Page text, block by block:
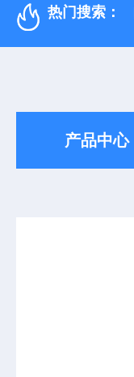
热门搜索：
产品中心